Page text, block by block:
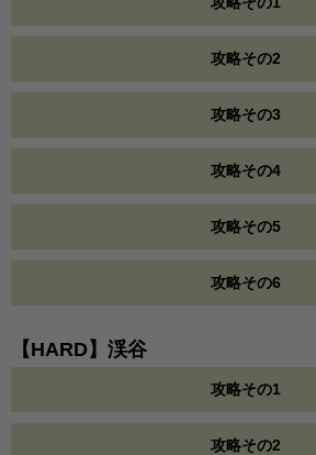
攻略その2
攻略その3
攻略その4
攻略その5
攻略その6
【HARD】渓谷
攻略その1
攻略その2